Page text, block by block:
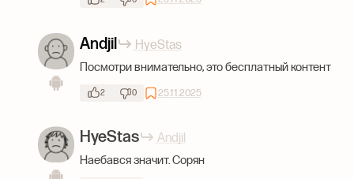
Andjil
HyeStas
Посмотри внимательно, это бесплатный контент
2 0 25.11.2025
HyeStas
Andjil
Наебався значит. Сорян